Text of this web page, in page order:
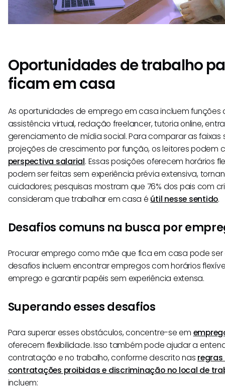
Oportunidades de trabalho
ficam em casa
As oportunidades de emprego em casa incluem
assistência virtual, redação freelancer, tutoria online,
gerenciamento de mídia social. Para comparar as faixas
projeções de crescimento por função, os leitores podem
perspectiva salarial. Essas posições oferecem horários
podem ser feitas sem experiência prévia extensiva,
cuidadores; pesquisas mostram que 76% dos pais com
consideram que trabalhar em casa é útil nesse sentido.
Desafios comuns na busca por
Procurar emprego como mãe que fica em casa pode ser
desafios incluem encontrar empregos com horários
emprego e garantir papéis sem experiência extensa.
Superando esses desafios
Para superar esses obstáculos, concentre-se em
oferecem flexibilidade. Isso também pode ajudar a
contratação e no trabalho, conforme descrito nas regras
contratações proibidas e discriminação no local de
incluem: